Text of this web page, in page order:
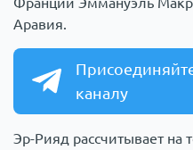
Аравия.
каналу
Эр-Рияд рассчитывает на